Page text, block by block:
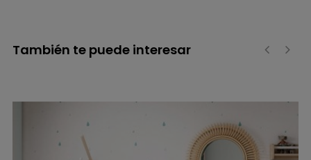
También te puede interesar